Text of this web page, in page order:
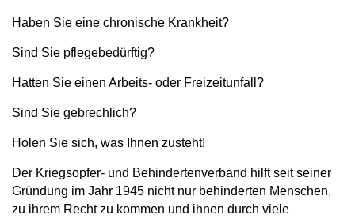
Haben Sie eine chronische Krankheit?
Sind Sie pflegebedürftig?
Hatten Sie einen Arbeits- oder Freizeitunfall?
Sind Sie gebrechlich?
Holen Sie sich, was Ihnen zusteht!
Der Kriegsopfer- und Behindertenverband hilft seit seiner
Gründung im Jahr 1945 nicht nur behinderten Menschen,
zu ihrem Recht zu kommen und ihnen durch viele